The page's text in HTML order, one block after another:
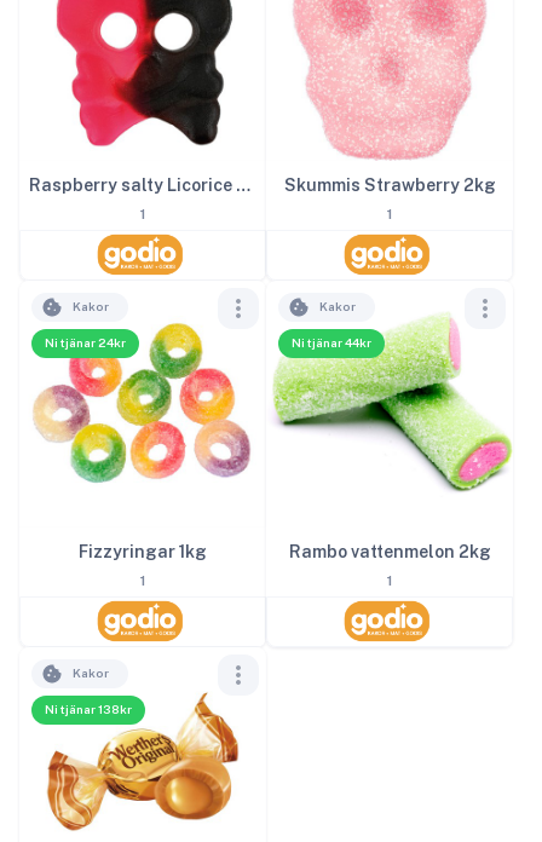
Raspberry salty Licorice Skalle 4kg
1
Skummis Strawberry 2kg
1
Ni tjänar 24kr
Kakor
Fizzyringar 1kg
1
Ni tjänar 44kr
Kakor
Rambo vattenmelon 2kg
1
Ni tjänar 138kr
Kakor